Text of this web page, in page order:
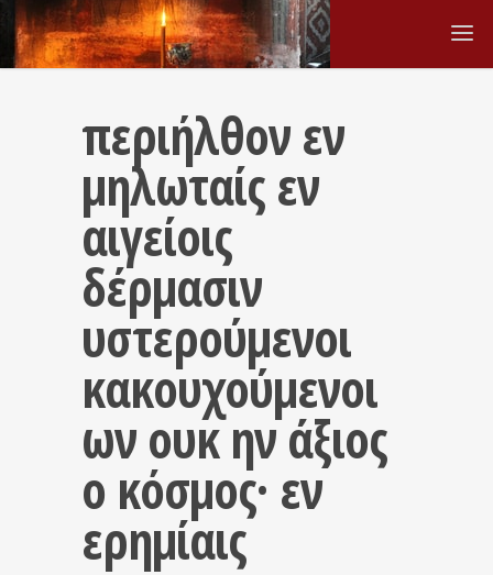
περιήλθον εν
μηλωταίς εν
αιγείοις
δέρμασιν
υστερούμενοι
κακουχούμενοι
ων ουκ ην άξιος
ο κόσμος· εν
ερημίαις